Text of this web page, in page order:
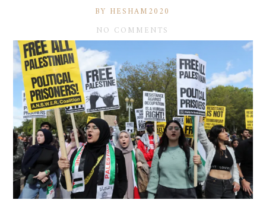
BY HESHAM2020
NO COMMENTS